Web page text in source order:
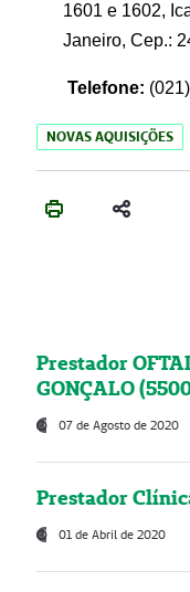
1601 e 1602,
Janeiro, Cep.:
Telefone:
NOVAS AQUISIÇÕES
Prestador
GONÇALO
07 de Agosto de 2020
Prestador
01 de Abril de 2020